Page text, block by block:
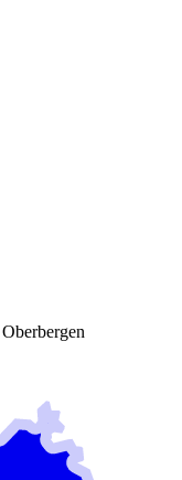
Oberbergen